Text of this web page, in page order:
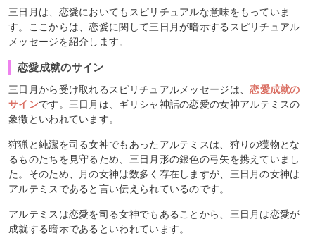
三日月は、恋愛においてもスピリチュアルな意味をもっていま
す。ここからは、恋愛に関して三日月が暗示するスピリチュアル
メッセージを紹介します。
恋愛成就のサイン
三日月から受け取れるスピリチュアルメッセージは、恋愛成就の
サインです。三日月は、ギリシャ神話の恋愛の女神アルテミスの
象徴といわれています。
狩猟と純潔を司る女神でもあったアルテミスは、狩りの獲物とな
るものたちを見守るため、三日月形の銀色の弓矢を携えていまし
た。そのため、月の女神は数多く存在しますが、三日月の女神は
アルテミスであると言い伝えられているのです。
アルテミスは恋愛を司る女神でもあることから、三日月は恋愛が
成就する暗示であるといわれています。